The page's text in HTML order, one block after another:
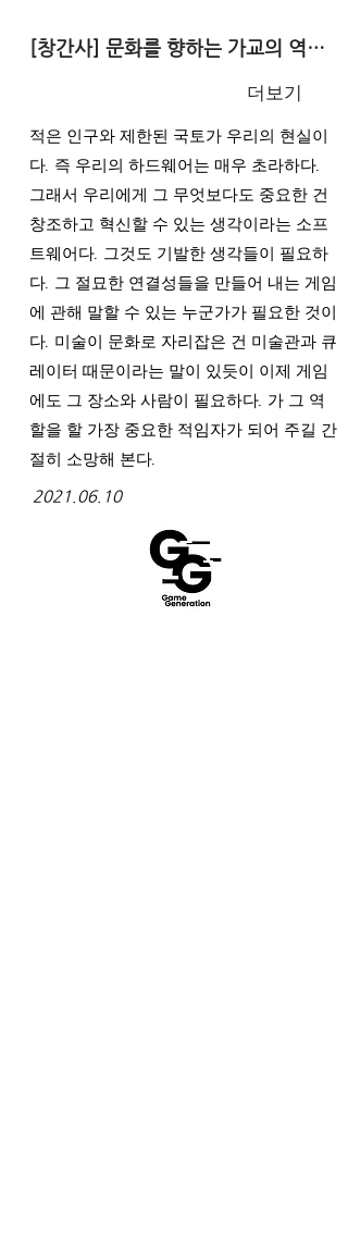
[창간사] 문화를 향하는 가교의 역할을 기대하며게임문화재단 이사장
더보기
적은 인구와 제한된 국토가 우리의 현실이
다. 즉 우리의 하드웨어는 매우 초라하다.
그래서 우리에게 그 무엇보다도 중요한 건
창조하고 혁신할 수 있는 생각이라는 소프
트웨어다. 그것도 기발한 생각들이 필요하
다. 그 절묘한 연결성들을 만들어 내는 게임
에 관해 말할 수 있는 누군가가 필요한 것이
다. 미술이 문화로 자리잡은 건 미술관과 큐
레이터 때문이라는 말이 있듯이 이제 게임
에도 그 장소와 사람이 필요하다. 가 그 역
할을 할 가장 중요한 적임자가 되어 주길 간
절히 소망해 본다.
2021.06.10